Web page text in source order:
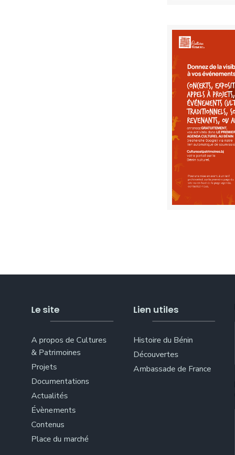
Le site
A propos de Cultures
& Patrimoines
Projets
Documentations
Actualités
Évènements
Contenus
Place du marché
Lien utiles
Histoire du Bénin
Découvertes
Ambassade de France